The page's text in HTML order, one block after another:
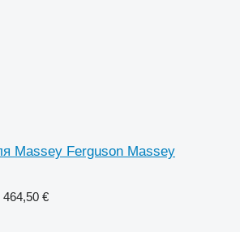
Massey Ferguson Massey
464,50 €